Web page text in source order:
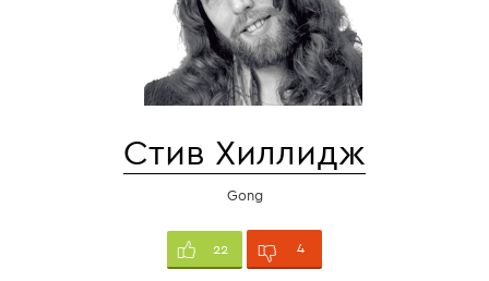
Стив Хиллидж
Gong
22 4